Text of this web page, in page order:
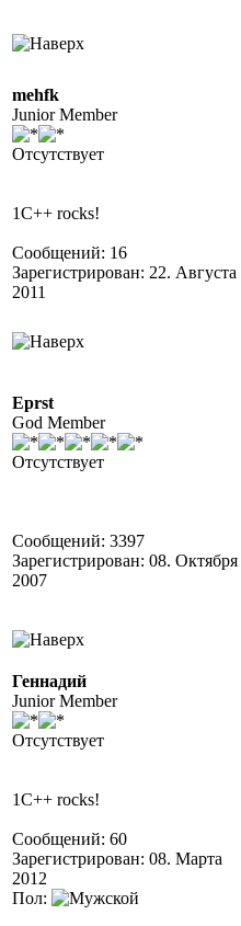
mehfk
Junior Member
Отсутствует
1C++ rocks!
Сообщений: 16
Зарегистрирован: 22. Августа
2011
Eprst
God Member
Отсутствует
Сообщений: 3397
Зарегистрирован: 08. Октября
2007
Геннадий
Junior Member
Отсутствует
1C++ rocks!
Сообщений: 60
Зарегистрирован: 08. Марта
2012
Пол: